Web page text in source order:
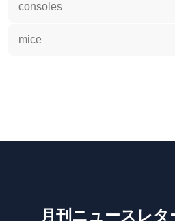
consoles
mice
月刊ニュースレタ